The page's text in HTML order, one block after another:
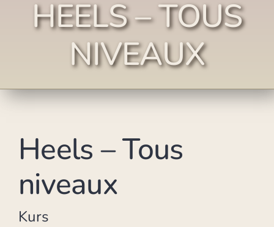
HEELS – TOUS
NIVEAUX
Heels – Tous
niveaux
Kurs